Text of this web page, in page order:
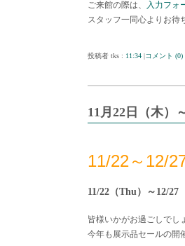
ご来館の際は、
入力フォ
スタッフ一同心よりお待
投稿者 tks : 11:34 |コメント (0)
11月22日（木）
11/22～12/
11/22（Thu）～12/27
皆様いかがお過ごしでし
今年も展示品セールの開